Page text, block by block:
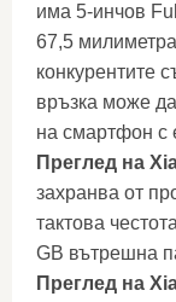
има 5-инчов
67,5
конкурентите
връзка може
на смартфон с
Преглед на
захранва от
тактова
GB вътрешна
Преглед на